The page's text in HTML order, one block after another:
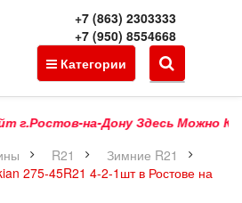
+7 (863) 2303333
+7 (950) 8554668
Категории
на-Дону Здесь Можно
R21
Зимние R21
275-45R21 4-2-1шт в Ростове на